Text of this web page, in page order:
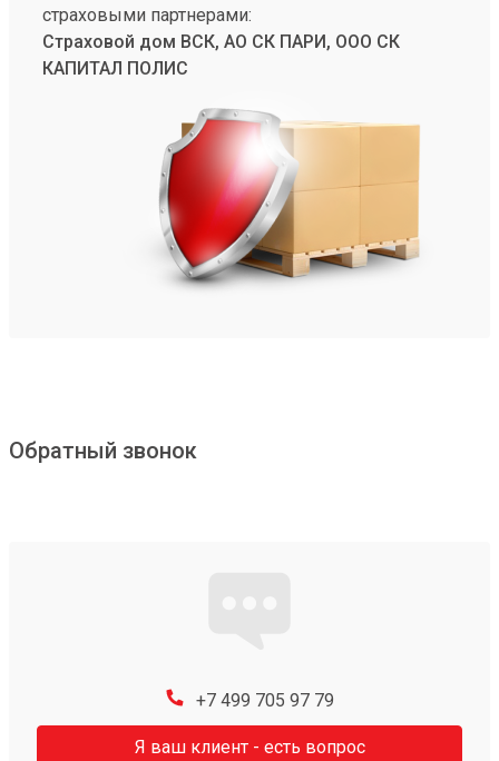
страховыми партнерами:
Страховой дом ВСК, АО СК ПАРИ, ООО СК
КАПИТАЛ ПОЛИС
Обратный звонок
+7 499 705 97 79
Я ваш клиент - есть вопрос